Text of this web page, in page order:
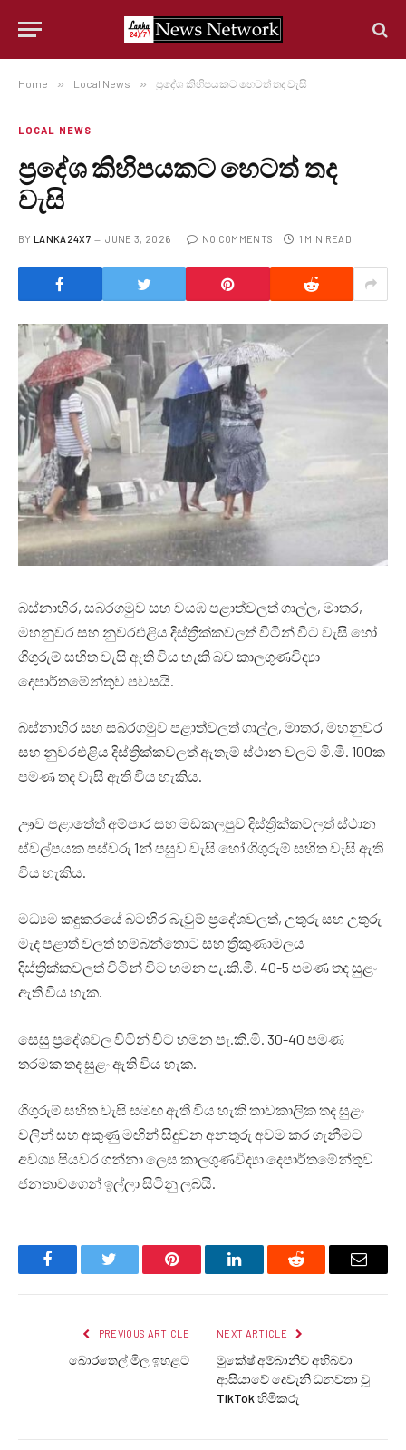
Home » Local News » ප්‍රදේශ කිහිපයකට හෙටත් තද වැසි
LOCAL NEWS
ප්‍රදේශ කිහිපයකට හෙටත් තද
වැසි
BY LANKA24X7 JUNE 3, 2026 NO COMMENTS 1 MIN READ
බස්නාහිර, සබරගමුව සහ වයඹ පළාත්වලත් ගාල්ල, මාතර,
මහනුවර සහ නුවරඑළිය දිස්ත්‍රික්කවලත් විටින් විට වැසි හෝ
ගිගුරුම් සහිත වැසි ඇති විය හැකි බව කාලගුණවිද්‍යා
දෙපාර්තමේන්තුව පවසයි.
බස්නාහිර සහ සබරගමුව පළාත්වලත් ගාල්ල, මාතර, මහනුවර
සහ නුවරඑළිය දිස්ත්‍රික්කවලත් ඇතැම් ස්ථාන වලට මි.මී. 100ක
පමණ තද වැසි ඇති විය හැකිය.
ඌව පළාතේත් අම්පාර සහ මඩකලපුව දිස්ත්‍රික්කවලත් ස්ථාන
ස්වල්පයක පස්වරු 1න් පසුව වැසි හෝ ගිගුරුම් සහිත වැසි ඇති
විය හැකිය.
මධ්‍යම කඳුකරයේ බටහිර බැවුම් ප්‍රදේශවලත්, උතුරු සහ උතුරු
මැද පළාත් වලත් හම්බන්තොට සහ ත්‍රිකුණාමලය
දිස්ත්‍රික්කවලත් විටින් විට හමන පැ.කි.මී. 40-5 පමණ තද සුළං
ඇති විය හැක.
සෙසු ප්‍රදේශවල විටින් විට හමන පැ.කි.මී. 30-40 පමණ
තරමක තද සුළං ඇති විය හැක.
ගිගුරුම් සහිත වැසි සමඟ ඇති විය හැකි තාවකාලික තද සුළං
වලින් සහ අකුණු මඟින් සිදුවන අනතුරු අවම කර ගැනීමට
අවශ්‍ය පියවර ගන්නා ලෙස කාලගුණවිද්‍යා දෙපාර්තමේන්තුව
ජනතාවගෙන් ඉල්ලා සිටිනු ලබයි.
FacebookTwitter Pinterest LinkedInReddit Email
PREVIOUS ARTICLE
බොරතෙල් මිල ඉහළට
NEXT ARTICLE
මුකේෂ් අම්බානිව අභිබවා
ආසියාවේ දෙවැනි ධනවතා වූ
TikTok හිමිකරු